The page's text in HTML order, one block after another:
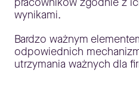
wynikami.
Bardzo ważnym
odpowiednich
utrzymania ważnych dla